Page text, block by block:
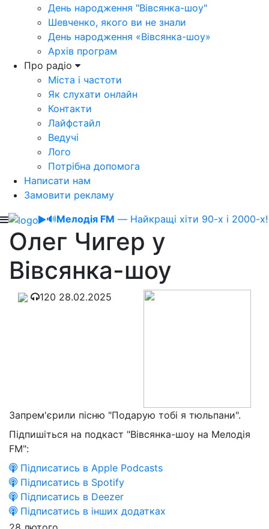
День народження "Вівсянка-шоу"
Шевченко, якого ви не знали
День народження «Вівсянка-шоу»
Архів програм
Про радіо
Міста і частоти
Як слухати онлайн
Контакти
Лайфстайл
Ведучі
Лого
Потрібна допомога
Написати нам
Замовити рекламу
🔊Мелодія FM — Найкращі хіти 90-х і 2000-х!
Олег Чигер у
Вівсянка-шоу
120 28.02.2025
Запрем'єрили пісню "Подарую тобі я тюльпани".
Підпишіться на подкаст "Вівсянка-шоу на Мелодія
FM":
Підписатись в Apple Podcasts
Підписатись в Spotify
Підписатись в Deezer
Підписатись в інших додатках